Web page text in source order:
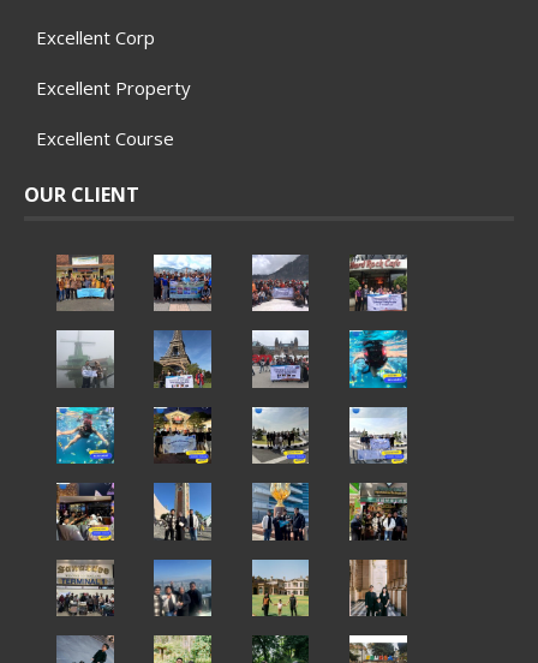
Excellent Corp
Excellent Property
Excellent Course
OUR CLIENT